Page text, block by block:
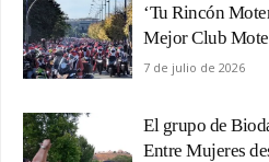
‘Tu Rincón
Mejor Club
7 de julio de 2026
El grupo de
Entre Mujeres